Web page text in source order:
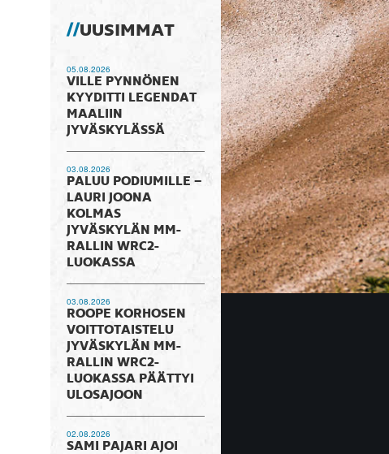
UUSIMMAT
05.08.2026
VILLE PYNNÖNEN
KYYDITTI LEGENDAT
MAALIIN
JYVÄSKYLÄSSÄ
03.08.2026
PALUU PODIUMILLE –
LAURI JOONA
KOLMAS
JYVÄSKYLÄN MM-
RALLIN WRC2-
LUOKASSA
03.08.2026
ROOPE KORHOSEN
VOITTOTAISTELU
JYVÄSKYLÄN MM-
RALLIN WRC2-
LUOKASSA PÄÄTTYI
ULOSAJOON
02.08.2026
SAMI PAJARI AJOI